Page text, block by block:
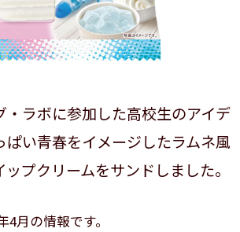
・ラボに参加した高校生のアイデ
ぱい青春をイメージしたラムネ風
プクリームをサンドしました。
月の情報です。